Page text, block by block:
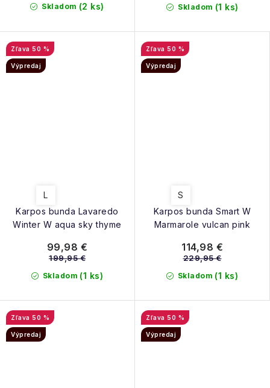
Skladom (2 ks) Skladom (1 ks)
Karpos bunda Lavaredo
Winter W aqua sky thyme
50 %
Výpredaj
L
Skladom (1 ks)
99,98 €
199,95 €
Karpos bunda Smart W
Marmarole vulcan pink
50 %
Výpredaj
S
Skladom (1 ks)
114,98 €
229,95 €
50 %
Výpredaj
50 %
Výpredaj